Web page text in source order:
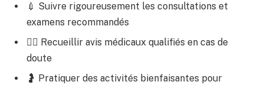
💉 Suivre rigoureusement les consultations et
examens recommandés
🧑‍⚕️ Recueillir avis médicaux qualifiés en cas de
doute
🤰 Pratiquer des activités bienfaisantes pour